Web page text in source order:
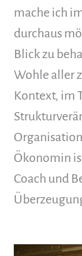
mache ich
durchaus
Blick zu
Wohle aller
Kontext, im
Ökonomin
Coach und